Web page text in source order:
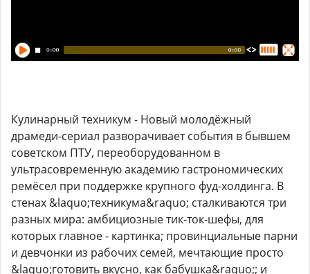
Кулинарный техникум - Новый молодёжный
драмеди-сериал разворачивает события в бывшем
советском ПТУ, переоборудованном в
ультрасовременную академию гастрономических
ремёсел при поддержке крупного фуд-холдинга. В
стенах &laquo;техникума&raquo; сталкиваются три
разных мира: амбициозные тик-ток-шефы, для
которых главное - картинка; провинциальные парни
и девчонки из рабочих семей, мечтающие просто
&laquo;готовить вкусно, как бабушка&raquo;; и